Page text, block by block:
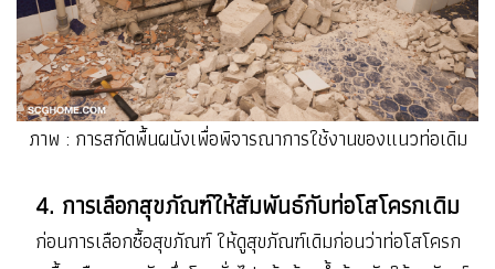
ภาพ : การสกัดพื้นผนังเพื่อพิจารณาการใช้งานของแนวท่อเดิม
4. การเลือกสุขภัณฑ์ให้สัมพันธ์กับท่อโสโครกเดิม
ก่อนการเลือกซื้อสุขภัณฑ์ ให้ดูสุขภัณฑ์เดิมก่อนว่าท่อโสโครก